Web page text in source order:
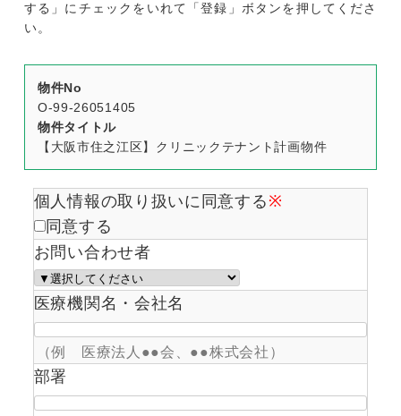
する」にチェックをいれて「登録」ボタンを押してくださ
い。
物件No
O-99-26051405
物件タイトル
【大阪市住之江区】クリニックテナント計画物件​
個人情報の取り扱いに同意する ※
同意する
お問い合わせ者
医療機関名・会社名
（例 医療法人●●会、●●株式会社）
部署